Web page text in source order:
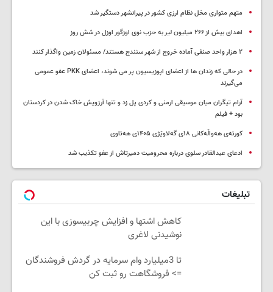
متهم متواری مخل نظام ارزی کشور در پیرانشهر دستگیر شد
اهدای بیش از ۲۶۶ میلیون لیر به حزب نوی اوزگور اوزل در شش روز
۲ هزار واحد صنفی آماده خروج از شهر سنندج هستند/ مسئولان زمین واگذار کنند
در حالی که زندان ها از اعضای اپوزیسیون پر می شوند، اعضای PKK عفو عمومی
می‌گیرند
آرام تیگران میان موسیقی ارمنی و کردی پل زد و تنها آرزویش خاک شدن در کردستان
بود + فیلم
کورتەی هەواڵەکانی ۱۸ی گەلاوێژی ۱۴۰۵ی هەتاوی
ادعای عبدالقادر سلوی درباره محرومیت دمیرتاش از عفو تکذیب شد
تبلیغات
کاهش اشتها و افزایش چربیسوزی با این
نوشیدنی لاغری
تا 3میلیارد وام سرمایه در گردش فروشندگان
=> فروشگاهت رو ثبت کن